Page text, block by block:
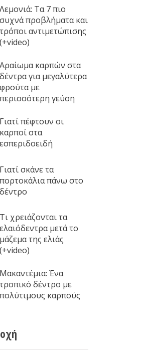
Λεμονιά: Τα 7 πιο
συχνά προβλήματα και
τρόποι αντιμετώπισης
(+video)
Αραίωμα καρπών στα
δέντρα για μεγαλύτερα
φρούτα με
περισσότερη γεύση
Γιατί πέφτουν οι
καρποί στα
εσπεριδοειδή
Γιατί σκάνε τα
πορτοκάλια πάνω στο
δέντρο
Τι χρειάζονται τα
ελαιόδεντρα μετά το
μάζεμα της ελιάς
(+video)
Μακαντέμια: Ένα
τροπικό δέντρο με
πολύτιμους καρπούς